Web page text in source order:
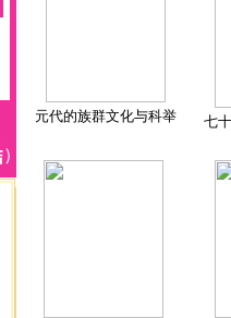
元代的族群文化与科举 七